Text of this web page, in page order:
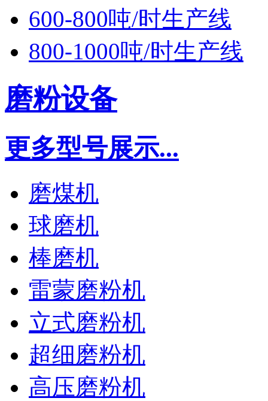
600-800吨/时生产线
800-1000吨/时生产线
磨粉设备
更多型号展示...
磨煤机
球磨机
棒磨机
雷蒙磨粉机
立式磨粉机
超细磨粉机
高压磨粉机